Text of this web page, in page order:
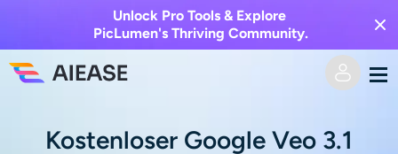
Unlock Pro Tools & Explore
PicLumen's Thriving Community.
Kostenloser Google Veo 3.1